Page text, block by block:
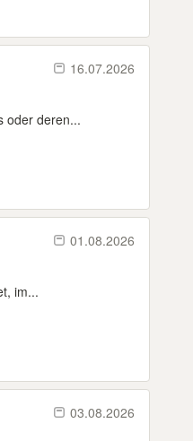
16.07.2026
oder deren...
01.08.2026
im...
03.08.2026